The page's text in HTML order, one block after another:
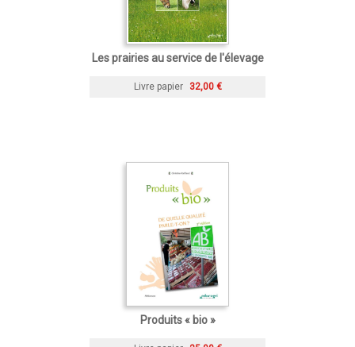
Les prairies au service de l'élevage
Livre papier 32,00 €
Produits « bio »